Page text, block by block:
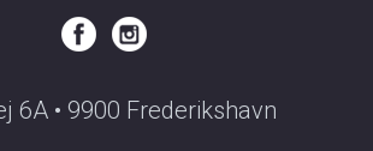
6A • 9900 Frederikshavn